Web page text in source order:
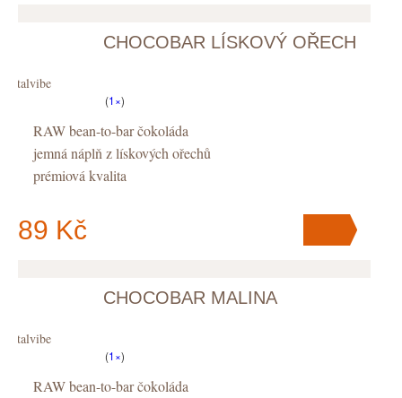
V košíku máteks.
CHOCOBAR LÍSKOVÝ OŘECH
Vitalvibe
(1×)
RAW bean-to-bar čokoláda
jemná náplň z lískových ořechů
prémiová kvalita
89 Kč
V košíku máteks.
CHOCOBAR MALINA
Vitalvibe
(1×)
RAW bean-to-bar čokoláda